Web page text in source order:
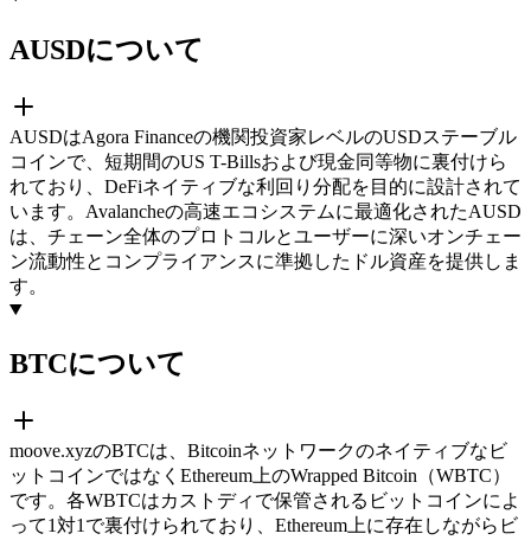
AUSDについて
AUSDはAgora Financeの機関投資家レベルのUSDステーブル
コインで、短期間のUS T-Billsおよび現金同等物に裏付けら
れており、DeFiネイティブな利回り分配を目的に設計されて
います。Avalancheの高速エコシステムに最適化されたAUSD
は、チェーン全体のプロトコルとユーザーに深いオンチェー
ン流動性とコンプライアンスに準拠したドル資産を提供しま
す。
BTCについて
moove.xyzのBTCは、Bitcoinネットワークのネイティブなビ
ットコインではなくEthereum上のWrapped Bitcoin（WBTC）
です。各WBTCはカストディで保管されるビットコインによ
って1対1で裏付けられており、Ethereum上に存在しながらビ